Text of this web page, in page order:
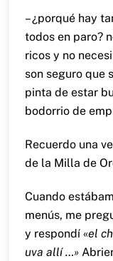
– ¿porqué hay
todos en paro?
ricos y no
son seguro que
pinta de estar
bodorrio de
Recuerdo una
de la Milla de
Cuando
menús, me
y respondí «el
uva allí …»